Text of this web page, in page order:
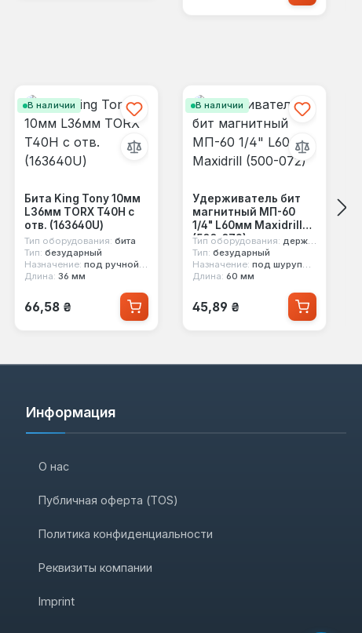
В наличии
Бита King Tony 10мм
L36мм TORX T40H с
отв. (163640U)
Тип оборудования: бита
Тип: безударный
Назначение: под ручной инструмент
Длина: 36 мм
Обычная цена:
66,58 ₴
В наличии
Удерживатель бит
магнитный МП-60
1/4" L60мм Maxidrill
(500-072)
Тип оборудования: держатель бит
Тип: безударный
Назначение: под шуруповерт
Длина: 60 мм
Обычная цена:
45,89 ₴
Информация
О нас
Публичная оферта (TOS)
Политика конфиденциальности
Реквизиты компании
Imprint